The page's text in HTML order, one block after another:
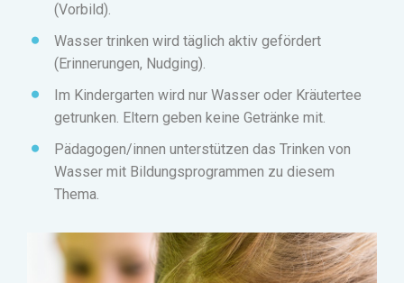
(Vorbild).
Wasser trinken wird täglich aktiv gefördert
(Erinnerungen, Nudging).
Im Kindergarten wird nur Wasser oder Kräutertee
getrunken. Eltern geben keine Getränke mit.
Pädagogen/innen unterstützen das Trinken von
Wasser mit Bildungsprogrammen zu diesem
Thema.